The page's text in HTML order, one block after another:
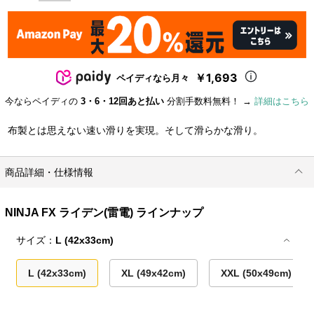
ペイディなら月々 ￥1,693
今ならペイディの 3・6・12回あと払い 分割手数料無料！ → 詳細はこちら
布製とは思えない速い滑りを実現。そして滑らかな滑り。
商品詳細・仕様情報
NINJA FX ライデン(雷電) ラインナップ
サイズ： L (42x33cm)
L (42x33cm) XL (49x42cm) XXL (50x49cm)